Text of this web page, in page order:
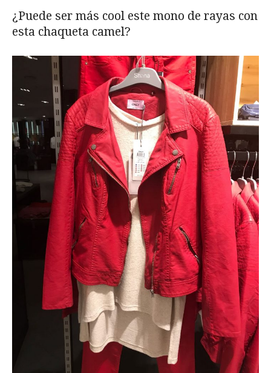
¿Puede ser más cool este mono de rayas con
esta chaqueta camel?